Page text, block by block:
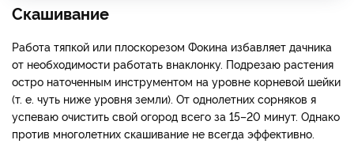
Скашивание
Работа тяпкой или плоскорезом Фокина избавляет дачника
от необходимости работать внаклонку. Подрезаю растения
остро наточенным инструментом на уровне корневой шейки
(т. е. чуть ниже уровня земли). От однолетних сорняков я
успеваю очистить свой огород всего за 15–20 минут. Однако
против многолетних скашивание не всегда эффективно.